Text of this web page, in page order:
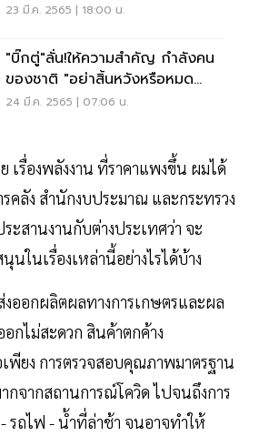
23 มี.ค. 2565 | 18:00 น.
"บิ๊กตู่"ลั่น!ให้ความสำคัญ กำลังคน
ของชาติ "อย่าสิ้นหวังหรือหมด
กำลังใจ"
24 มี.ค. 2565 | 07:06 น.
เรื่องพลังงาน ที่ราคาแพงขึ้น ผมได้
รคลัง สำนักงบประมาณ และกระทรวง
ะสานงานกับต่างประเทศว่า จะ
นในเรื่องเหล่านี้อย่างไรได้บ้าง
งออกผลิตผลทางการเกษตรและผล
กไม่สะดวก สินค้าตกค้าง
พียง การตรวจสอบคุณภาพมาตรฐาน
กจากสถานการณ์โควิด ไปจนถึงการ
รถไฟ - น้ำที่ล่าช้า จนอาจทำให้